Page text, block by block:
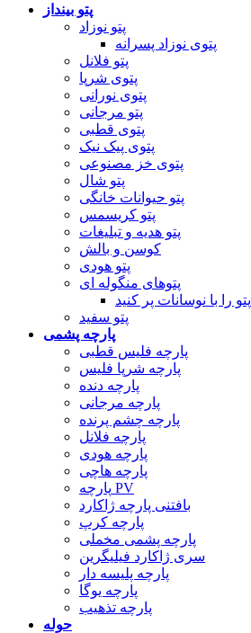
پتو بینداز
پتو نوزاد
پتوی نوزاد پسرانه
پتو فلانل
پتوی شرپا
پتوی نورانی
پتو مرجانی
پتوی قطبی
پتوی پیک نیک
پتوی خز مصنوعی
پتو شال
پتو حیوانات خانگی
پتو کریسمس
پتو هدیه و تبلیغات
کوسن و بالش
پتو هودی
پتوهای منگوله ای
پتو را با نوسانات پر کنید
پتو سفید
پارچه پشمی
پارچه فلیس قطبی
پارچه شرپا فلیس
پارچه دنده
پارچه مرجانی
پارچه چشم پرنده
پارچه فلانل
پارچه هودی
پارچه هاچی
پارچه PV
بافتنی پارچه ژاکارد
پارچه کرپ
پارچه پشمی مخملی
سری ژاکارد فیلیگرین
پارچه پلیسه دار
پارچه یوگا
پارچه تذهیب
حوله